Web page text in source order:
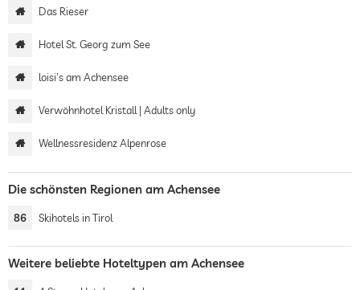
Das Rieser
Hotel St. Georg zum See
loisi's am Achensee
Verwöhnhotel Kristall | Adults only
Wellnessresidenz Alpenrose
Die schönsten Regionen am Achensee
86 Skihotels in Tirol
Weitere beliebte Hoteltypen am Achensee